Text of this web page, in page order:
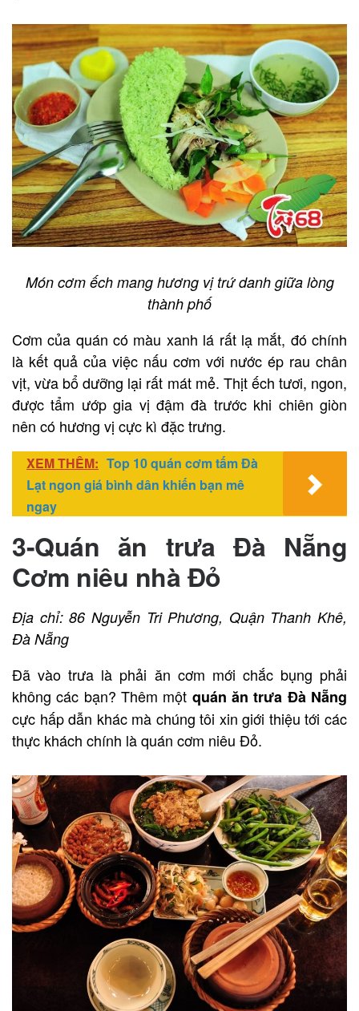
Món cơm ếch mang hương vị trứ danh giữa lòng
thành phố
Cơm của quán có màu xanh lá rất lạ mắt, đó chính
là kết quả của việc nấu cơm với nước ép rau chân
vịt, vừa bổ dưỡng lại rất mát mẻ. Thịt ếch tươi, ngon,
được tẩm ướp gia vị đậm đà trước khi chiên giòn
nên có hương vị cực kì đặc trưng.
XEM THÊM: Top 10 quán cơm tấm Đà
Lạt ngon giá bình dân khiến bạn mê
ngay
3-Quán ăn trưa Đà Nẵng
Cơm niêu nhà Đỏ
Địa chỉ: 86 Nguyễn Tri Phương, Quận Thanh Khê,
Đà Nẵng
Đã vào trưa là phải ăn cơm mới chắc bụng phải
không các bạn? Thêm một quán ăn trưa Đà Nẵng
cực hấp dẫn khác mà chúng tôi xin giới thiệu tới các
thực khách chính là quán cơm niêu Đỏ.